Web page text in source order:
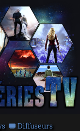
Diffuseurs